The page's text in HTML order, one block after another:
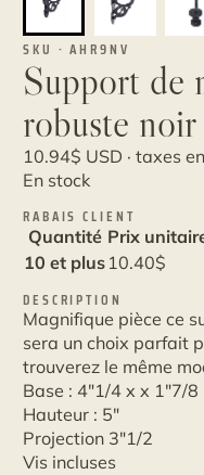
SKU · AHR9NV
Support de
robuste noir
10.94$ USD · taxes
En stock
RABAIS CLIENT
Quantité Prix
10 et plus 10.40$
DESCRIPTION
Magnifique pièce ce
sera un choix parfait
trouverez le même
Base : 4"1/4 x x 1"7/8
Hauteur : 5"
Projection 3"1/2
Vis incluses